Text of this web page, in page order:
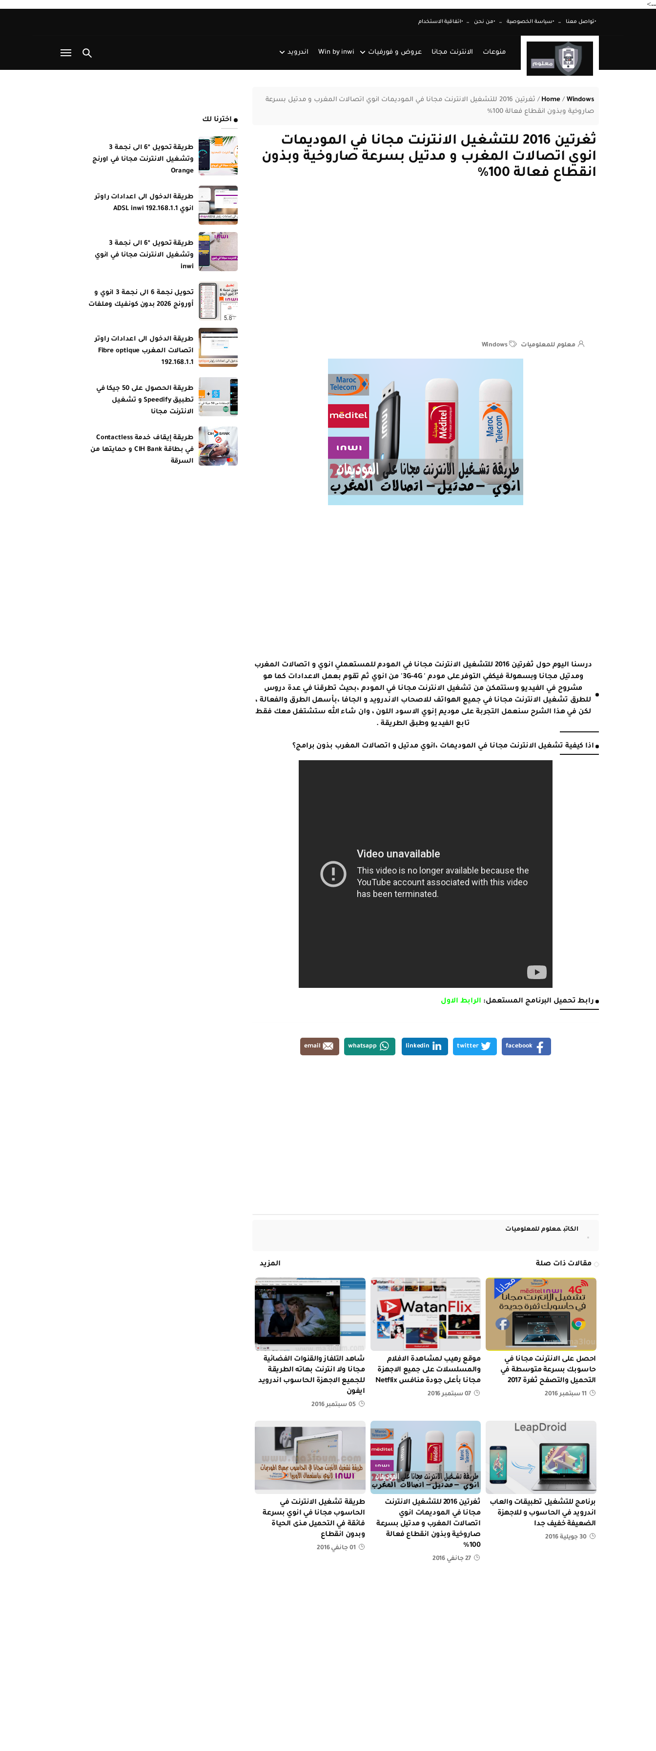
-->
•تواصل معنا •سياسة الخصوصية •من نحن •اتفاقية الاستخدام
منوعات الانترنت مجانا عروض و فورفيات Win by inwi اندرويد
Home / Windows
/
ثغرتين 2016 للتشغيل الانترنت مجانا في الموديمات انوي اتصالات المغرب و مدتيل بسرعة
صاروخية وبذون انقطاع فعالة 100%
ثغرتين 2016 للتشغيل الانترنت مجانا في الموديمات
انوي اتصالات المغرب و مدتيل بسرعة صاروخية وبذون
انقطاع فعالة 100%
معلوم للمعلوميات Windows
درسنا اليوم حول ثغرتين 2016 للتشغيل الانترنت مجانا في المودم للمستعملي انوي و اتصالات المغرب
ومدتيل مجانا وبسهولة فيكفي التوفر على مودم ' 3G-4G' من انوي ثم تقوم بعمل الاعدادات كما هو
مشروح في الفيديو وستتمكن من تشغيل الانترنت مجانا في المودم ،بحيث تطرقنا في عدة دروس
للطرق تشغيل الانترنت مجانا في جميع الهواتف للاصحاب الاندرويد و الجافا ،بأسهل الطرق والفعالة ،
لكن في هذا الشرح سنعمل التجربة على موديم إنوي الاسود اللون ، وان شاء الله ستشتغل معك فقط
تابع الفيديو وطبق الطريقة .
اذا كيفية تشغيل الانترنت مجانا في الموديمات ،انوي مدتيل و اتصالات المغرب بذون برامج؟
رابط تحميل البرنامج المستعمل: الرابط الاول
facebook
twitter
linkedin
whatsapp
email
الكاتب معلوم للمعلوميات
مقالات ذات صلة المزيد
احصل على الانترنت مجانا في
حاسوبك بسرعة متوسطة في
التحميل والتصفح ثغرة 2017
11 سبتمبر 2016
موقع رهيب لمشاهدة الافلام
والمسلسلات على جميع الاجهزة
مجانا بأعلى جودة منافس Netflix
07 سبتمبر 2016
شاهد التلفاز والقنوات الفضائية
مجانا ولا انترنت بهاته الطريقة
للجميع الاجهزة الحاسوب اندرويد
ايفون
05 سبتمبر 2016
برنامج للتشغيل تطبيقات والعاب
اندرويد في الحاسوب و للاجهزة
الضعيفة خفيف جدا
30 جويلية 2016
ثغرتين 2016 للتشغيل الانترنت
مجانا في الموديمات انوي
اتصالات المغرب و مدتيل بسرعة
صاروخية وبذون انقطاع فعالة
100%
27 جانفي 2016
طريقة تشغيل الانترنت في
الحاسوب مجانا في انوي بسرعة
فائقة في التحميل مذى الحياة
وبدون انقطاع
01 جانفي 2016
اخترنا لك
طريقة تحويل *6 الى نجمة 3
وتشغيل الانترنت مجانا في اورنج
Orange
طريقة الدخول الى اعدادات راوتر
انوي ADSL inwi 192.168.1.1
طريقة تحويل *6 الى نجمة 3
وتشغيل الانترنت مجانا في انوي
inwi
تحويل نجمة 6 الى نجمة 3 انوي و
أورونج 2026 بدون كونفيك وملفات
طريقة الدخول الى اعدادات راوتر
اتصالات المغرب Fibre optique
192.168.1.1
طريقة الحصول على 50 جيكا في
تطبيق Speedify و تشغيل
الانترنت مجانا
طريقة إيقاف خدمة Contactless
في بطاقة CIH Bank و حمايتها من
السرقة